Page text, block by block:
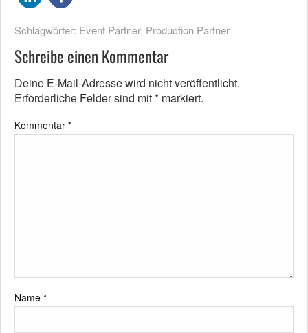
Schlagwörter: Event Partner, Production Partner
Schreibe einen Kommentar
Deine E-Mail-Adresse wird nicht veröffentlicht.
Erforderliche Felder sind mit* markiert.
Kommentar *
Name *